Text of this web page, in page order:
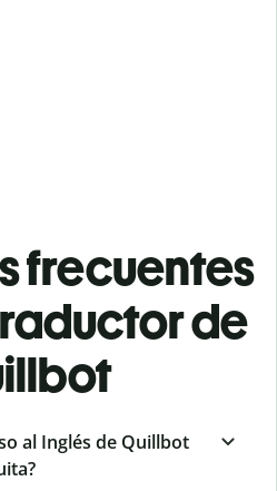
frecuentes
de
al Inglés de Quillbot